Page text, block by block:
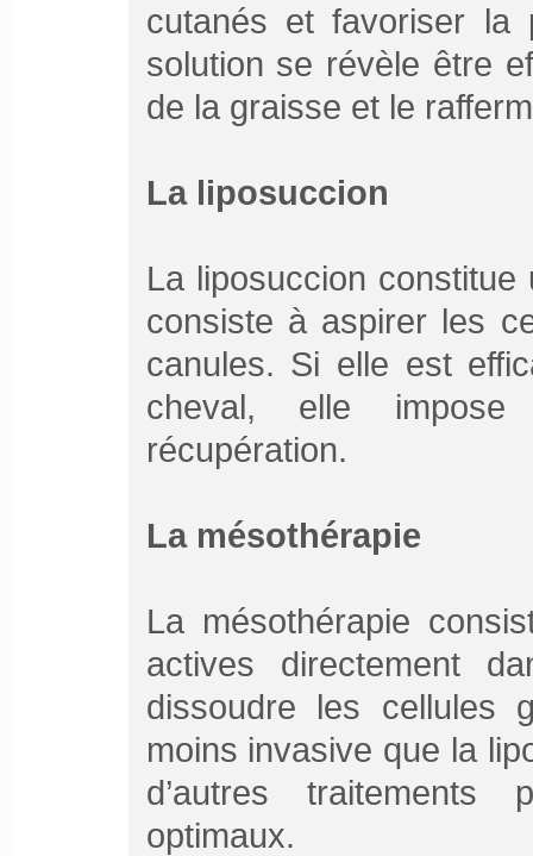
cutanés et favoriser la
solution se révèle être
de la graisse et le
La liposuccion
La liposuccion
consiste à aspirer les
canules. Si elle est
cheval, elle
récupération.
La mésothérapie
La mésothérapie
actives directement
dissoudre les cellules
moins invasive que la
d’autres
optimaux.